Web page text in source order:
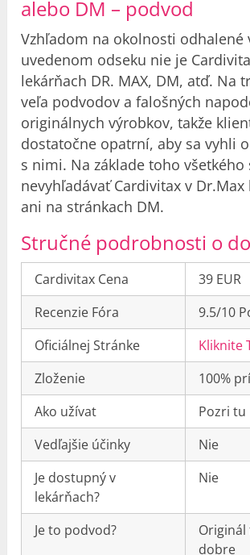
alebo DM – podvod
Vzhľadom na okolnosti odhalené
uvedenom odseku nie je
lekárňach DR. MAX, DM, atď. Na
veľa podvodov a falošných
originálnych výrobkov, takže
dostatočne opatrní, aby sa vyhli
s nimi. Na základe toho všetkého
nevyhľadávať Cardivitax v Dr.Max
ani na stránkach DM.
Stručné podrobnosti o
Cardivitax Cena
39 EUR
Recenzie Fóra
9.5/10
Oficiálnej Stránke
Kliknite
Zloženie
100%
Ako užívat
Pozri tu
Vedľajšie účinky
Nie
Je dostupný v
lekárňach?
Nie
Je to podvod?
dobre